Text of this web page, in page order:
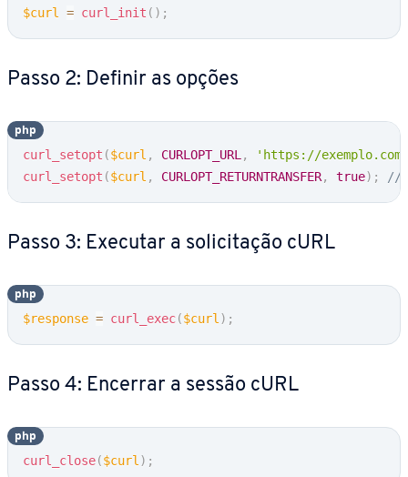
$curl = curl_init ( ) ;
Passo 2: Definir as opções
curl_setopt ($curl , CURLOPT_URL ,
'https://
curl_setopt ($curl , CURLOPT_RETURNTRANSFER, true) ; //
php
Passo 3: Executar a so­li­ci­ta­ção cURL
$response = curl_exec($curl ) ;
php
Passo 4: Encerrar a sessão cURL
curl_close($curl ) ;
php